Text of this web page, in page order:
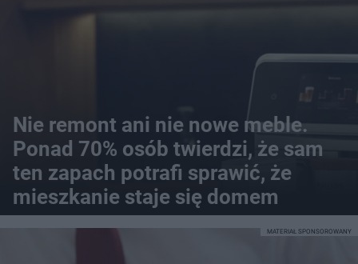
Nie remont ani nie nowe meble.
Ponad 70% osób twierdzi, że sam
ten zapach potrafi sprawić, że
mieszkanie staje się domem
MATERIAŁ SPONSOROWANY